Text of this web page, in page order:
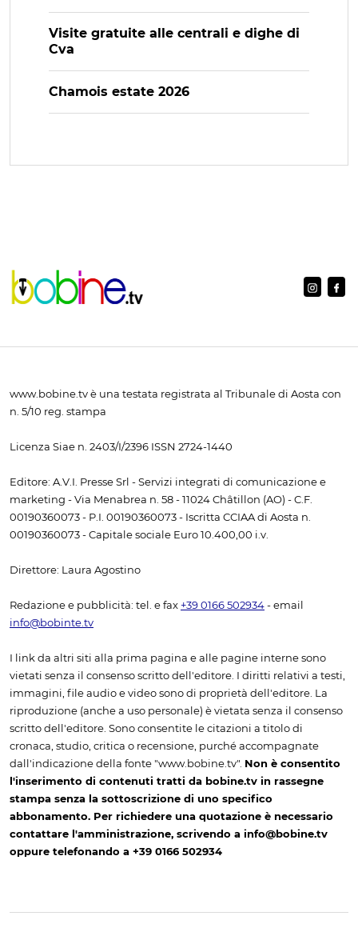
Visite gratuite alle centrali e dighe di
Cva
Chamois estate 2026
www.bobine.tv è una testata registrata al Tribunale di Aosta con
n. 5/10 reg. stampa
Licenza Siae n. 2403/I/2396 ISSN 2724-1440
Editore: A.V.I. Presse Srl - Servizi integrati di comunicazione e
marketing - Via Menabrea n. 58 - 11024 Châtillon (AO) - C.F.
00190360073 - P.I. 00190360073 - Iscritta CCIAA di Aosta n.
00190360073 - Capitale sociale Euro 10.400,00 i.v.
Direttore: Laura Agostino
Redazione e pubblicità: tel. e fax +39 0166 502934 - email
info@bobinte.tv
I link da altri siti alla prima pagina e alle pagine interne sono
vietati senza il consenso scritto dell'editore. I diritti relativi a testi,
immagini, file audio e video sono di proprietà dell'editore. La
riproduzione (anche a uso personale) è vietata senza il consenso
scritto dell'editore. Sono consentite le citazioni a titolo di
cronaca, studio, critica o recensione, purché accompagnate
dall'indicazione della fonte "www.bobine.tv". Non è consentito
l'inserimento di contenuti tratti da bobine.tv in rassegne
stampa senza la sottoscrizione di uno specifico
abbonamento. Per richiedere una quotazione è necessario
contattare l'amministrazione, scrivendo a info@bobine.tv
oppure telefonando a +39 0166 502934